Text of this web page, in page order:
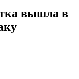
вышла в